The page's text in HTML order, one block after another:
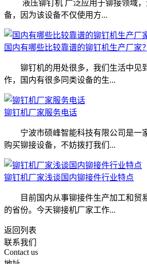
液压铆钉机 广泛应用于铆接领域，
备，因为该设备不仅使用方...
国内有哪些比较靠谱的铆钉机生产厂家？
铆钉机的用处很多，我们生活中见到
作，国内有很多同类设备的生...
铆钉机厂家服务电话
宁波市硕峰智能科技有限公司是一家
购买铆接设备，不妨拨打我们...
铆钉机厂家浅谈国内铆接件行业特点
目前国内从事铆接件生产加工和贸易
的省份。今天铆接机厂家工作...
返回列表
联系我们
Contact us